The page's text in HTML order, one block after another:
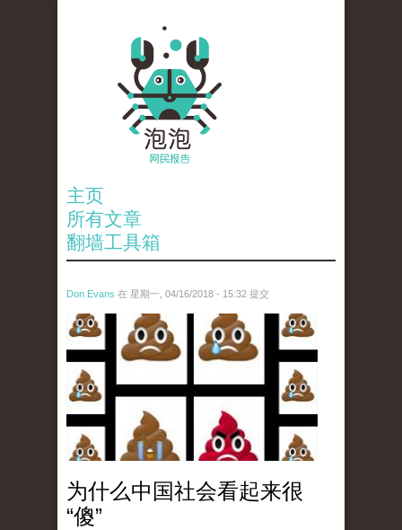
主页
所有文章
翻墙工具箱
Don Evans 在 星期一, 04/16/2018 - 15:32 提交
wechatimg1053.jpeg
为什么中国社会看起来很
“傻”